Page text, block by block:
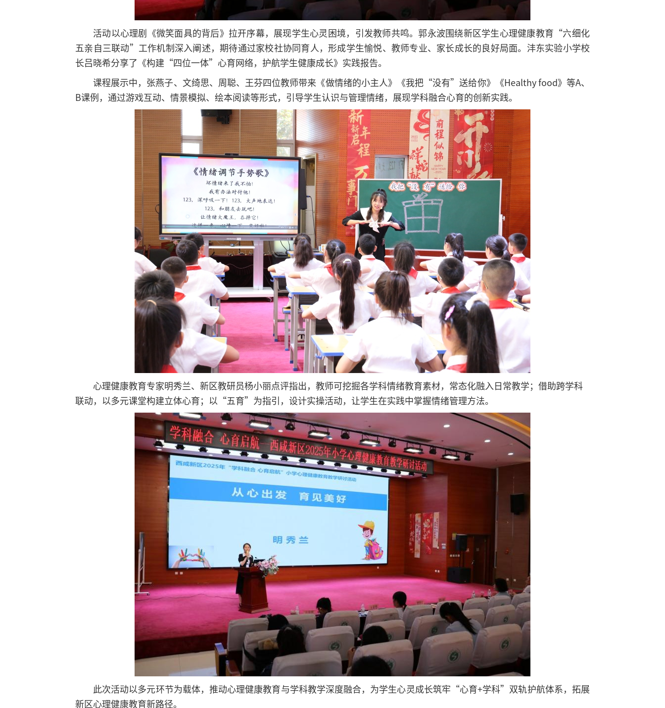
活动以心理剧《微笑面具的背后》拉开序幕，展现学生心灵困境，引发教师共鸣。郭永波围绕新区学生心理健康教育“六细化
五亲自三联动”工作机制深入阐述，期待通过家校社协同育人，形成学生愉悦、教师专业、家长成长的良好局面。沣东实验小学校
长吕晓希分享了《构建“四位一体”心育网络，护航学生健康成长》实践报告。
课程展示中，张燕子、文绮思、周聪、王芬四位教师带来《做情绪的小主人》《我把“没有”送给你》《Healthy food》等A、
B课例，通过游戏互动、情景模拟、绘本阅读等形式，引导学生认识与管理情绪，展现学科融合心育的创新实践。
心理健康教育专家明秀兰、新区教研员杨小丽点评指出，教师可挖掘各学科情绪教育素材，常态化融入日常教学；借助跨学科
联动，以多元课堂构建立体心育；以“五育”为指引，设计实操活动，让学生在实践中掌握情绪管理方法。
此次活动以多元环节为载体，推动心理健康教育与学科教学深度融合，为学生心灵成长筑牢“心育+学科”双轨护航体系，拓展
新区心理健康教育新路径。